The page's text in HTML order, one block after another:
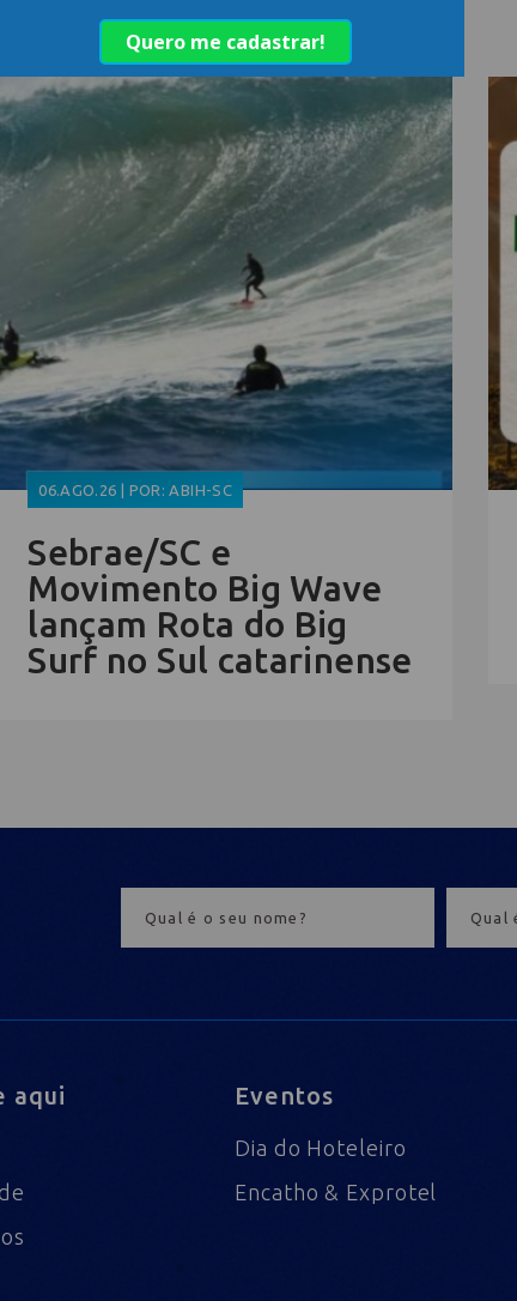
06.AGO.26 | POR: ABIH-SC
Sebrae/SC e
Movimento Big Wave
lançam Rota do Big
Surf no Sul catarinense
aqui Eventos
Dia do Hoteleiro
Encatho & Exprotel